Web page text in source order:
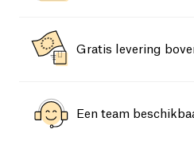
Gratis levering
Een team